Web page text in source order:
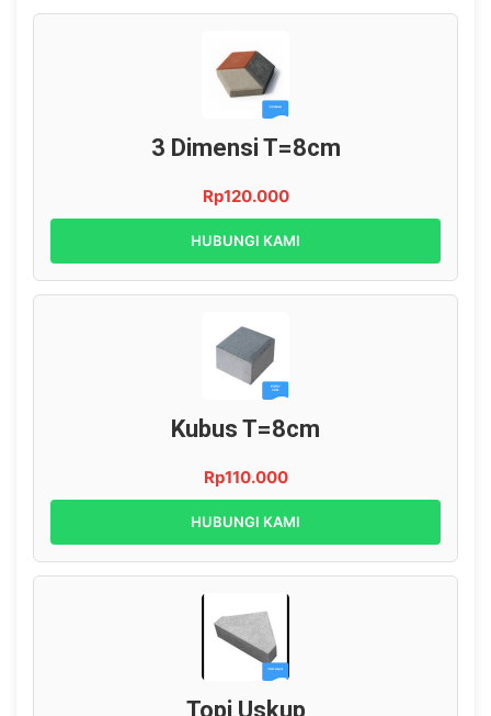
3 Dimensi T=8cm
Rp120.000
HUBUNGI KAMI
Kubus T=8cm
Rp110.000
HUBUNGI KAMI
Topi Uskup